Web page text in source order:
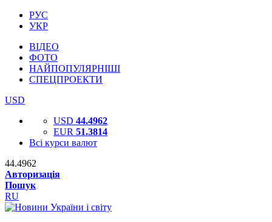
РУС
УКР
ВІДЕО
ФОТО
НАЙПОПУЛЯРНІШІ
СПЕЦПРОЕКТИ
USD
USD 44.4962
EUR 51.3814
Всі курси валют
44.4962
Авторизація
Пошук
RU